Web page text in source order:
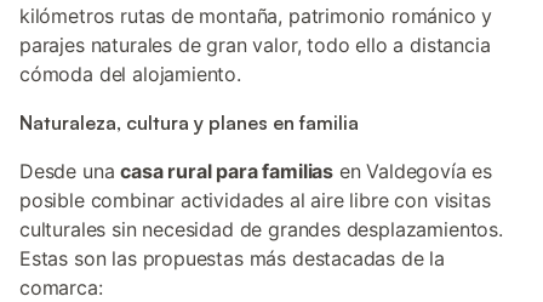
kilómetros rutas de montaña, patrimonio románico y
parajes naturales de gran valor, todo ello a distancia
cómoda del alojamiento.
Naturaleza, cultura y planes en familia
Desde unacasa rural para familias en Valdegovía es
posible combinar actividades al aire libre con visitas
culturales sin necesidad de grandes desplazamientos.
Estas son las propuestas más destacadas de la
comarca: